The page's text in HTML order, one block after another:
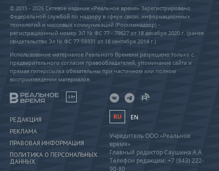
© 2015 - 2026 Сетевое издание «Реальное время» Зарегистрировано
Федеральной службой по надзору в сфере связи, информационных
технологий и массовых коммуникаций (Роскомнадзор) –
регистрационный номер ЭЛ № ФС 77 - 79627 от 18 декабря 2020 г. (ранее
свидетельство Эл № ФС 77-59331 от 18 сентября 2014 г.)
Использование материалов Реального Времени разрешено только с
предварительного согласия правообладателей, упоминание сайта и
прямая гиперссылка обязательны при частичном или полном
воспроизведении материалов.
18+
РЕДАКЦИЯ
РЕКЛАМА
ПРАВОВАЯ ИНФОРМАЦИЯ
ПОЛИТИКА О ПЕРСОНАЛЬНЫХ
ДАННЫХ
RU EN
Учредитель ООО «Реальное
время»
Главный редактор Саушина А.А.
Телефон редакции: +7 (843) 222-
90-80